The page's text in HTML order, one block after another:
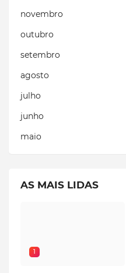
novembro
outubro
setembro
agosto
julho
junho
maio
AS MAIS LIDAS
1